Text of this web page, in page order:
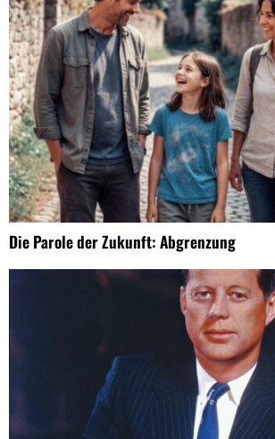
Die Parole der Zukunft: Abgrenzung